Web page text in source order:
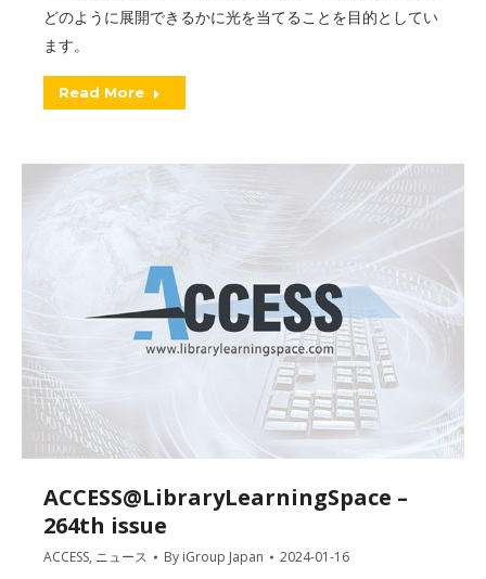
どのように展開できるかに光を当てることを目的としてい
ます。
Read More
ACCESS@LibraryLearningSpace –
264th issue
ACCESS, ニュース By iGroup Japan 2024-01-16